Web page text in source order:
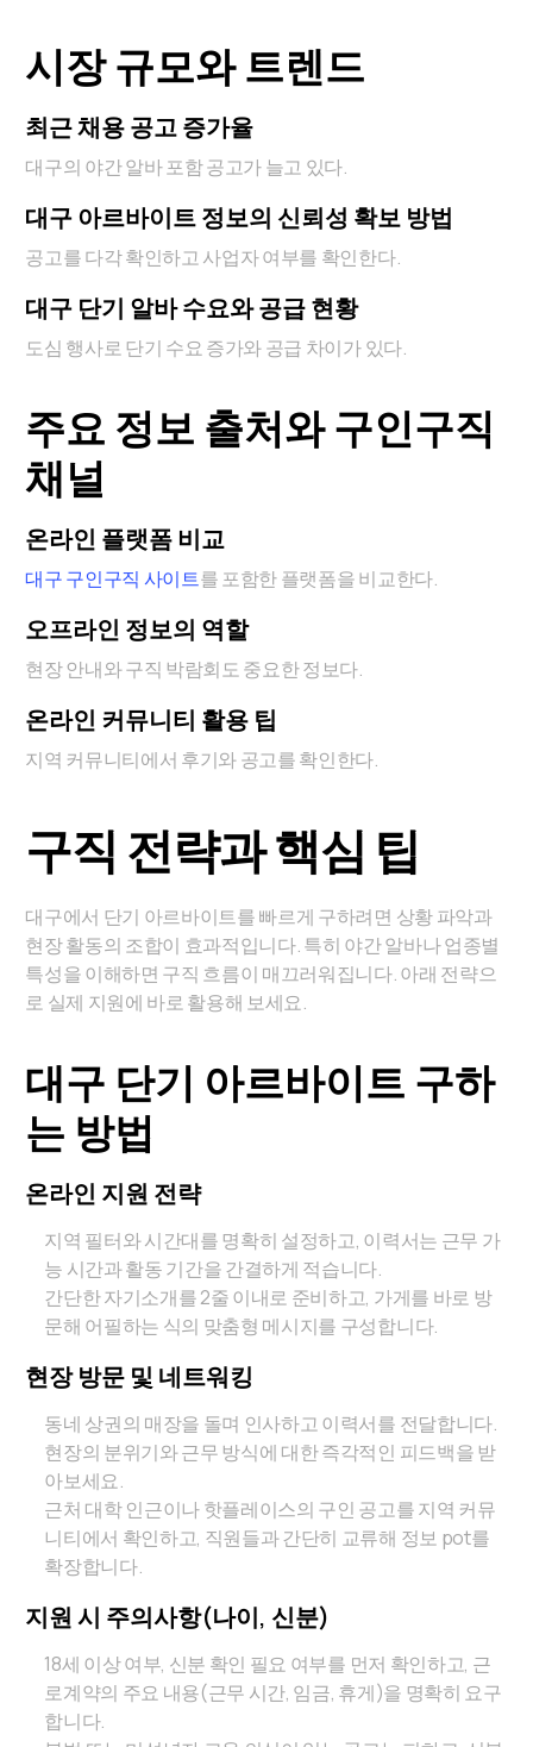
시장 규모와 트렌드
최근 채용 공고 증가율
대구의 야간 알바 포함 공고가 늘고 있다.
대구 아르바이트 정보의 신뢰성 확보 방법
공고를 다각 확인하고 사업자 여부를 확인한다.
대구 단기 알바 수요와 공급 현황
도심 행사로 단기 수요 증가와 공급 차이가 있다.
주요 정보 출처와 구인구직
채널
온라인 플랫폼 비교
대구 구인구직 사이트를 포함한 플랫폼을 비교한다.
오프라인 정보의 역할
현장 안내와 구직 박람회도 중요한 정보다.
온라인 커뮤니티 활용 팁
지역 커뮤니티에서 후기와 공고를 확인한다.
구직 전략과 핵심 팁
대구에서 단기 아르바이트를 빠르게 구하려면 상황 파악과
현장 활동의 조합이 효과적입니다. 특히 야간 알바나 업종별
특성을 이해하면 구직 흐름이 매끄러워집니다. 아래 전략으
로 실제 지원에 바로 활용해 보세요.
대구 단기 아르바이트 구하
는 방법
온라인 지원 전략
지역 필터와 시간대를 명확히 설정하고, 이력서는 근무 가
능 시간과 활동 기간을 간결하게 적습니다.
간단한 자기소개를 2줄 이내로 준비하고, 가게를 바로 방
문해 어필하는 식의 맞춤형 메시지를 구성합니다.
현장 방문 및 네트워킹
동네 상권의 매장을 돌며 인사하고 이력서를 전달합니다.
현장의 분위기와 근무 방식에 대한 즉각적인 피드백을 받
아보세요.
근처 대학 인근이나 핫플레이스의 구인 공고를 지역 커뮤
니티에서 확인하고, 직원들과 간단히 교류해 정보 pot를
확장합니다.
지원 시 주의사항(나이, 신분)
18세 이상 여부, 신분 확인 필요 여부를 먼저 확인하고, 근
로계약의 주요 내용(근무 시간, 임금, 휴게)을 명확히 요구
합니다.